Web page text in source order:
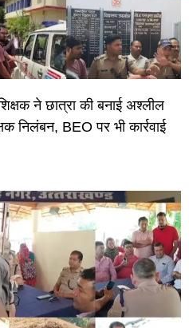
ने छात्रा की बनाई अश्लील
निलंबन, BEO पर भी कार्रवाई